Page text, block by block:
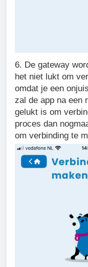
6. De gateway
het niet lukt om
omdat je een
zal de app na een
gelukt is om
proces dan
om verbinding te